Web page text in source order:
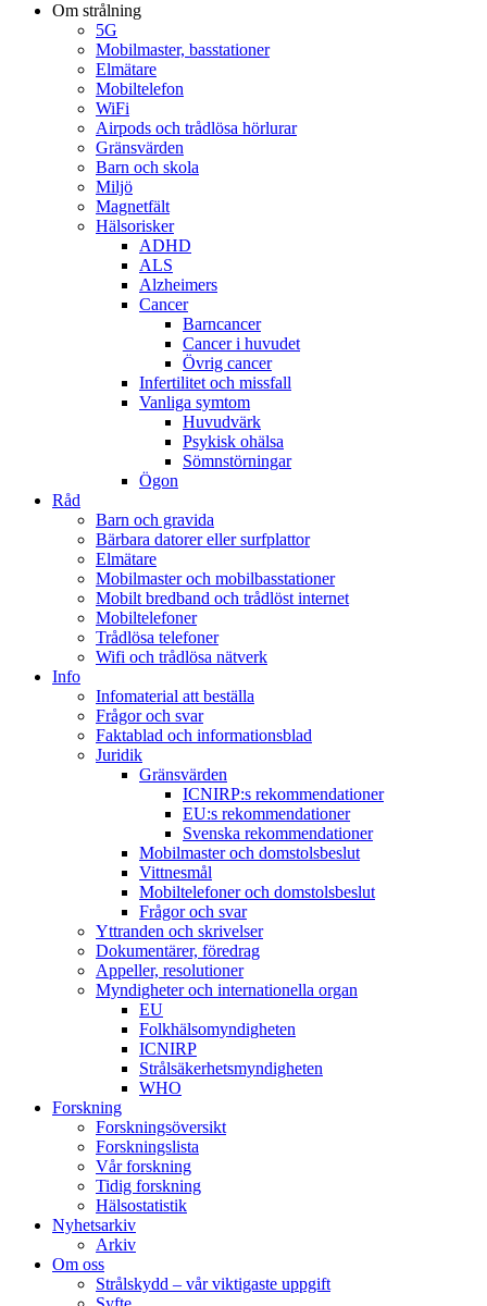
Om strålning
5G
Mobilmaster, basstationer
Elmätare
Mobiltelefon
WiFi
Airpods och trådlösa hörlurar
Gränsvärden
Barn och skola
Miljö
Magnetfält
Hälsorisker
ADHD
ALS
Alzheimers
Cancer
Barncancer
Cancer i huvudet
Övrig cancer
Infertilitet och missfall
Vanliga symtom
Huvudvärk
Psykisk ohälsa
Sömnstörningar
Ögon
Råd
Barn och gravida
Bärbara datorer eller surfplattor
Elmätare
Mobilmaster och mobilbasstationer
Mobilt bredband och trådlöst internet
Mobiltelefoner
Trådlösa telefoner
Wifi och trådlösa nätverk
Info
Infomaterial att beställa
Frågor och svar
Faktablad och informationsblad
Juridik
Gränsvärden
ICNIRP:s rekommendationer
EU:s rekommendationer
Svenska rekommendationer
Mobilmaster och domstolsbeslut
Vittnesmål
Mobiltelefoner och domstolsbeslut
Frågor och svar
Yttranden och skrivelser
Dokumentärer, föredrag
Appeller, resolutioner
Myndigheter och internationella organ
EU
Folkhälsomyndigheten
ICNIRP
Strålsäkerhetsmyndigheten
WHO
Forskning
Forskningsöversikt
Forskningslista
Vår forskning
Tidig forskning
Hälsostatistik
Nyhetsarkiv
Arkiv
Om oss
Strålskydd – vår viktigaste uppgift